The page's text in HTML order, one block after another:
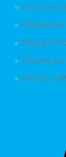
Un conte
Racing /
Planète
Record